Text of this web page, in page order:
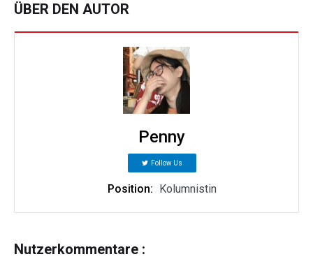
ÜBER DEN AUTOR
Penny
Follow Us
Position: Kolumnistin
Nutzerkommentare :